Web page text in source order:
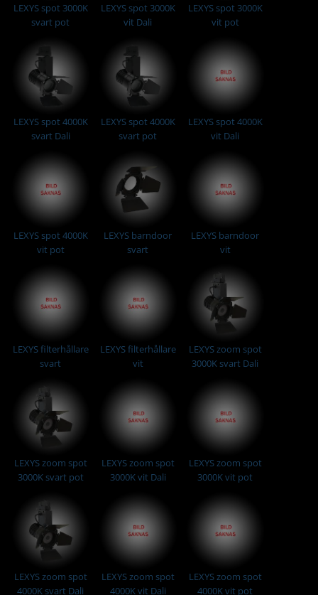
LEXYS spot 3000K
svart pot
LEXYS spot 3000K
vit Dali
LEXYS spot 3000K
vit pot
LEXYS spot 4000K
svart Dali
LEXYS spot 4000K
svart pot
LEXYS spot 4000K
vit Dali
LEXYS spot 4000K
vit pot
LEXYS barndoor
svart
LEXYS barndoor
vit
LEXYS filterhållare
svart
LEXYS filterhållare
vit
LEXYS zoom spot
3000K svart Dali
LEXYS zoom spot
3000K svart pot
LEXYS zoom spot
3000K vit Dali
LEXYS zoom spot
3000K vit pot
LEXYS zoom spot
4000K svart Dali
LEXYS zoom spot
4000K vit Dali
LEXYS zoom spot
4000K vit pot